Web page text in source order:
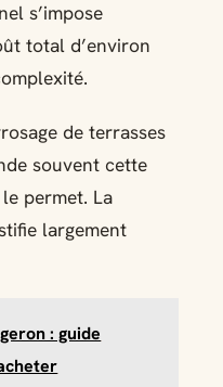
s’impose
total d’environ
de terrasses
souvent cette
permet. La
largement
: guide